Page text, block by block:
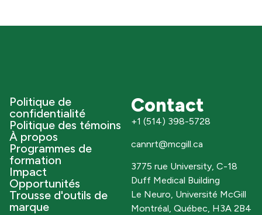
Politique de
confidentialité
Politique des témoins
À propos
Programmes de
formation
Impact
Opportunités
Trousse d'outils de
marque
Contact
+1 (514) 398-5728
cannrt@mcgill.ca
3775 rue University, C-18
Duff Medical Building
Le Neuro, Université McGill
Montréal, Québec, H3A 2B4